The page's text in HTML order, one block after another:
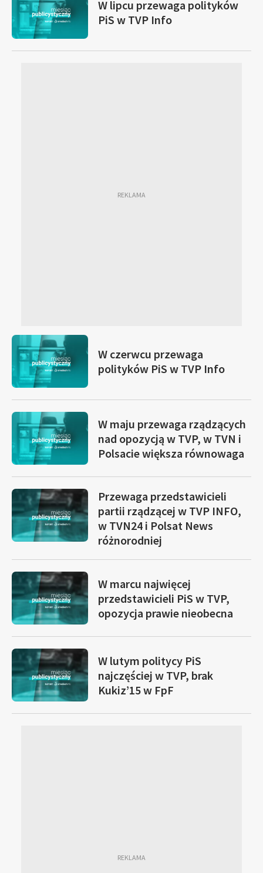
W lipcu przewaga polityków
PiS w TVP Info
W czerwcu przewaga
polityków PiS w TVP Info
W maju przewaga rządzących
nad opozycją w TVP, w TVN i
Polsacie większa równowaga
Przewaga przedstawicieli
partii rządzącej w TVP INFO,
w TVN24 i Polsat News
różnorodniej
W marcu najwięcej
przedstawicieli PiS w TVP,
opozycja prawie nieobecna
W lutym politycy PiS
najczęściej w TVP, brak
Kukiz’15 w FpF